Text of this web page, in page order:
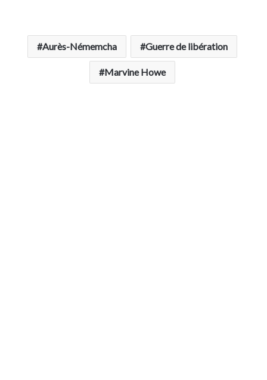
Aurès-Némemcha Guerre de libération
Marvine Howe